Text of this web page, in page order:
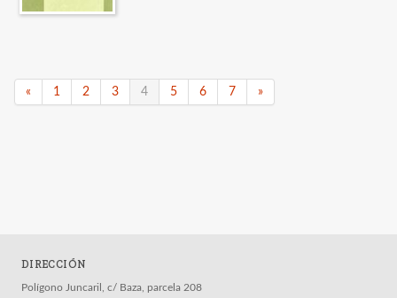
« 1 2 3 4 5 6 7 »
DIRECCIÓN
Polígono Juncaril, c/ Baza, parcela 208